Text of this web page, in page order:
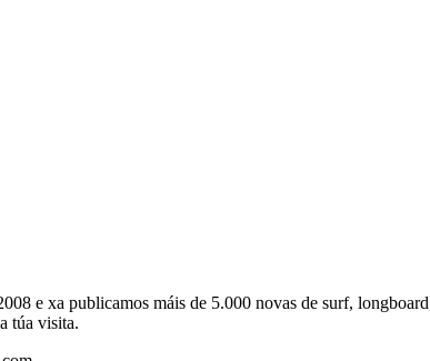
e xa publicamos máis de 5.000 novas de surf,
túa visita.